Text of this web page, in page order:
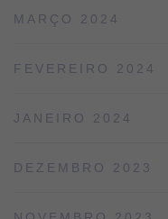
MARÇO 2024
FEVEREIRO 2024
JANEIRO 2024
DEZEMBRO 2023